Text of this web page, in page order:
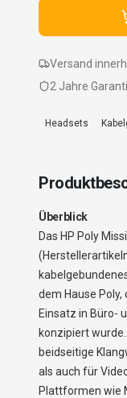
Versand
2 Jahre
Headsets
Überblick
Das HP Poly
dem Hause
Einsatz in Büro-
konzipiert
beidseitige
als auch für
Plattformen wie